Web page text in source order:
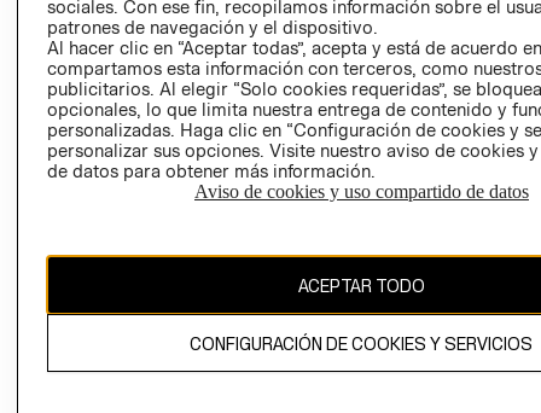
AVISO DE
PRIVACIDAD
GIFT CARD
AVISO DE
COOKIES
Chile ($)
sociales. Con ese fin, recopilamos información sobre el
patrones de navegación y el dispositivo.
Al hacer clic en “Aceptar todas”, acepta y está de acuerdo
compartamos esta información con terceros, como
publicitarios. Al elegir “Solo cookies requeridas”, se
opcionales, lo que limita nuestra entrega de contenido y
personalizadas. Haga clic en “Configuración de cookies y
personalizar sus opciones. Visite nuestro aviso de cookies
de datos para obtener más información.
Aviso de cookies y uso compartido de datos
ACEPTAR TODO
CONFIGURACIÓN DE COOKIES Y SERVICIOS